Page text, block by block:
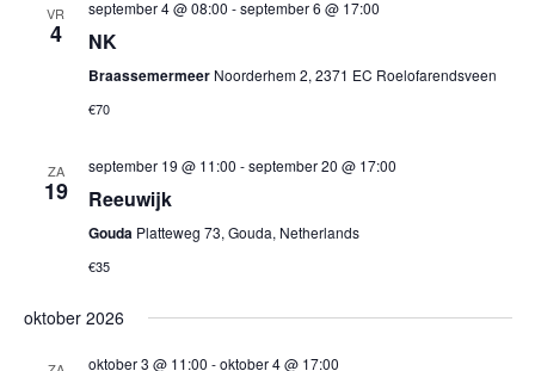
VR
4
september 4 @ 08:00 -september 6 @ 17:00
NK
Braassemermeer Noorderhem 2, 2371 EC Roelofarendsveen
€70
ZA
19
september 19 @ 11:00 -september 20 @ 17:00
Reeuwijk
Gouda Platteweg 73, Gouda, Netherlands
€35
oktober 2026
oktober 3 @ 11:00 -oktober 4 @ 17:00